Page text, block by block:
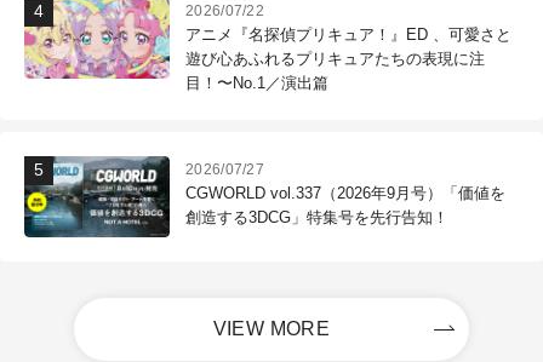
2026/07/22
アニメ『名探偵プリキュア！』ED 、可愛さと
遊び心あふれるプリキュアたちの表現に注
目！〜No.1／演出篇
2026/07/27
CGWORLD vol.337（2026年9月号）「価値を
創造する3DCG」特集号を先行告知！
VIEW MORE